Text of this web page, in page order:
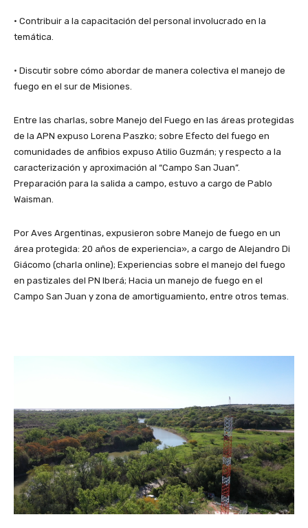
• Contribuir a la capacitación del personal involucrado en la
temática.
• Discutir sobre cómo abordar de manera colectiva el manejo de
fuego en el sur de Misiones.
Entre las charlas, sobre Manejo del Fuego en las áreas protegidas
de la APN expuso Lorena Paszko; sobre Efecto del fuego en
comunidades de anfibios expuso Atilio Guzmán; y respecto a la
caracterización y aproximación al “Campo San Juan”.
Preparación para la salida a campo, estuvo a cargo de Pablo
Waisman.
Por Aves Argentinas, expusieron sobre Manejo de fuego en un
área protegida: 20 años de experiencia», a cargo de Alejandro Di
Giácomo (charla online); Experiencias sobre el manejo del fuego
en pastizales del PN Iberá; Hacia un manejo de fuego en el
Campo San Juan y zona de amortiguamiento, entre otros temas.